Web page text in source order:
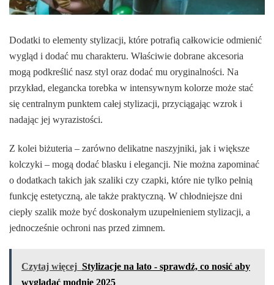
Dodatki to elementy stylizacji, które potrafią całkowicie odmienić
wygląd i dodać mu charakteru. Właściwie dobrane akcesoria
mogą podkreślić nasz styl oraz dodać mu oryginalności. Na
przykład, elegancka torebka w intensywnym kolorze może stać
się centralnym punktem całej stylizacji, przyciągając wzrok i
nadając jej wyrazistości.
Z kolei biżuteria – zarówno delikatne naszyjniki, jak i większe
kolczyki – mogą dodać blasku i elegancji. Nie można zapominać
o dodatkach takich jak szaliki czy czapki, które nie tylko pełnią
funkcję estetyczną, ale także praktyczną. W chłodniejsze dni
ciepły szalik może być doskonałym uzupełnieniem stylizacji, a
jednocześnie ochroni nas przed zimnem.
Czytaj więcej Stylizacje na lato - sprawdź, co nosić aby
wyglądać modnie 2025